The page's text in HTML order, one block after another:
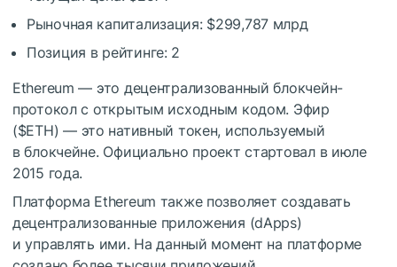
Рыночная капитализация: $299,787 млрд
Позиция в рейтинге: 2
Ethereum — это децентрализованный блокчейн-
протокол с открытым исходным кодом. Эфир
($ETH) — это нативный токен, используемый
в блокчейне. Официально проект стартовал в июле
2015 года.
Платформа Ethereum также позволяет создавать
децентрализованные приложения (dApps)
и управлять ими. На данный момент на платформе